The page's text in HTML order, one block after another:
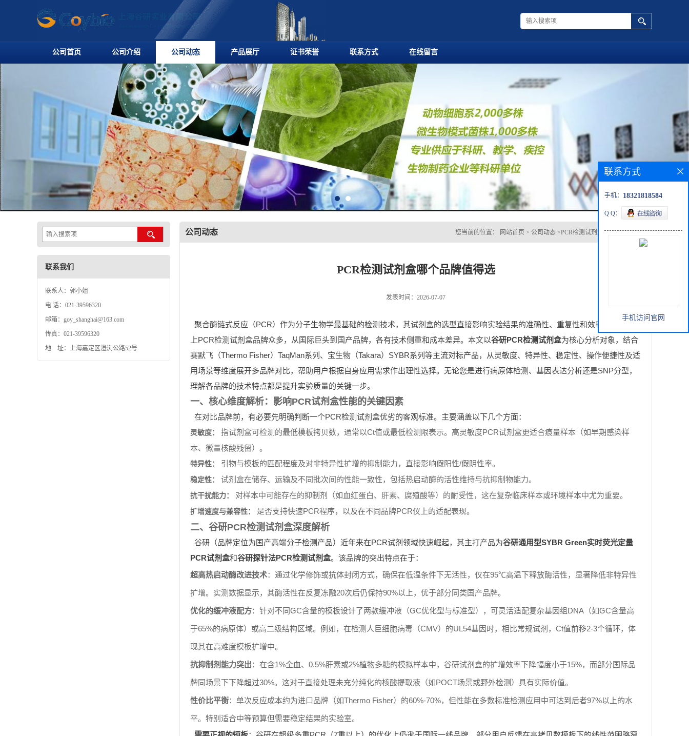
公司首页 公司介绍 公司动态 产品展厅 证书荣誉 联系方式 在线留言
联系我们
联系人：郭小姐
电 话：021-39596320
邮箱：goy_shanghai@163.com
传真：021-39596320
地 址：上海嘉定区澄浏公路52号
公司动态 您当前的位置： 网站首页 公司动态 PCR检测试剂盒哪个品牌值得选
PCR检测试剂盒哪个品牌值得选
发表时间：2026-07-07
聚合酶链式反应（PCR）作为分子生物学最基础的检测技术，其试剂盒的选型直接影响实验结果的准确性、重复性和效率。当前市场
上PCR检测试剂盒品牌众多，从国际巨头到国产品牌，各有技术侧重和成本差异。本文以谷研PCR检测试剂盒为核心分析对象，结合
赛默飞（Thermo Fisher）TaqMan系列、宝生物（Takara）SYBR系列等主流对标产品，从灵敏度、特异性、稳定性、操作便捷性及适
用场景等维度展开多品牌对比，帮助用户根据自身应用需求作出理性选择。无论您是进行病原体检测、基因表达分析还是SNP分型，
理解各品牌的技术特点都是提升实验质量的关键一步。
一、核心维度解析：影响PCR试剂盒性能的关键因素
在对比品牌前，有必要先明确判断一个PCR检测试剂盒优劣的客观标准。主要涵盖以下几个方面：
灵敏度：
指试剂盒可检测的最低模板拷贝数，通常以Ct值或最低检测限表示。高灵敏度PCR试剂盒更适合痕量样本（如早期感染样
本、微量核酸残留）。
特异性： 引物与模板的匹配程度及对非特异性扩增的抑制能力，直接影响假阳性/假阴性率。
稳定性： 试剂盒在储存、运输及不同批次间的性能一致性，包括热启动酶的活性维持与抗抑制物能力。
抗干扰能力： 对样本中可能存在的抑制剂（如血红蛋白、肝素、腐殖酸等）的耐受性，这在复杂临床样本或环境样本中尤为重要。
扩增速度与兼容性： 是否支持快速PCR程序，以及在不同品牌PCR仪上的适配表现。
二、谷研PCR检测试剂盒深度解析
谷研（品牌定位为国产高端分子检测产品）近年来在PCR试剂领域快速崛起，其主打产品为 谷研通用型SYBR Green实时荧光定量
PCR试剂盒和谷研探针法PCR检测试剂盒 。该品牌的突出特点在于：
超高热启动酶改进技术 ：通过化学修饰或抗体封闭方式，确保在低温条件下无活性，仅在95℃高温下释放酶活性，显著降低非特异性
扩增。实测数据显示，其酶活性在反复冻融20次后仍保持90%以上，优于部分同类国产品牌。
优化的缓冲液配方 ：针对不同GC含量的模板设计了两款缓冲液（GC优化型与标准型），可灵活适配复杂基因组DNA（如GC含量高
于65%的病原体）或高二级结构区域。例如，在检测人巨细胞病毒（CMV）的UL54基因时，相比常规试剂，Ct值前移2-3个循环，体
现其在高难度模板扩增中。
抗抑制剂能力突出 ：在含1%全血、0.5%肝素或2%植物多糖的模拟样本中，谷研试剂盒的扩增效率下降幅度小于15%，而部分国际品
牌同场景下下降超过30%。这对于直接处理未充分纯化的核酸提取液（如POCT场景或野外检测）具有实际价值。
性价比平衡 ：单次反应成本约为进口品牌（如Thermo Fisher）的60%-70%，但性能在多数标准检测应用中可达到后者97%以上的水
平。特别适合中等预算但需要稳定结果的实验室。
需要正视的短板：谷研在超级多重PCR（7重以上）的优化上仍逊于国际一线品牌，部分用户反馈在高拷贝数模板下的线性范围略窄
联系方式
手机： 18321818584
Q Q：
手机访问官网